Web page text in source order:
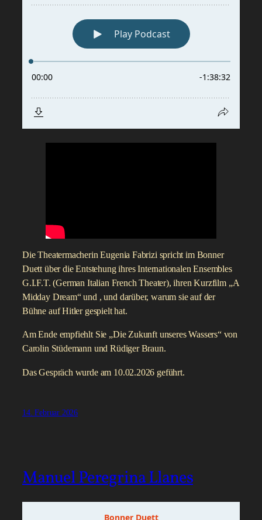
Die Theatermacherin Eugenia Fabrizi spricht im Bonner
Duett über die Entstehung ihres Internationalen Ensembles
G.I.F.T. (German Italian French Theater), ihren Kurzfilm „A
Midday Dream“ und , und darüber, warum sie auf der
Bühne auf Hitler gespielt hat.
Am Ende empfiehlt Sie „Die Zukunft unseres Wassers“ von
Carolin Stüdemann und Rüdiger Braun.
Das Gespräch wurde am 10.02.2026 geführt.
14. Februar 2026
Manuel Peregrina Llanes